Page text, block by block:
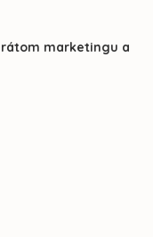
marketingu a